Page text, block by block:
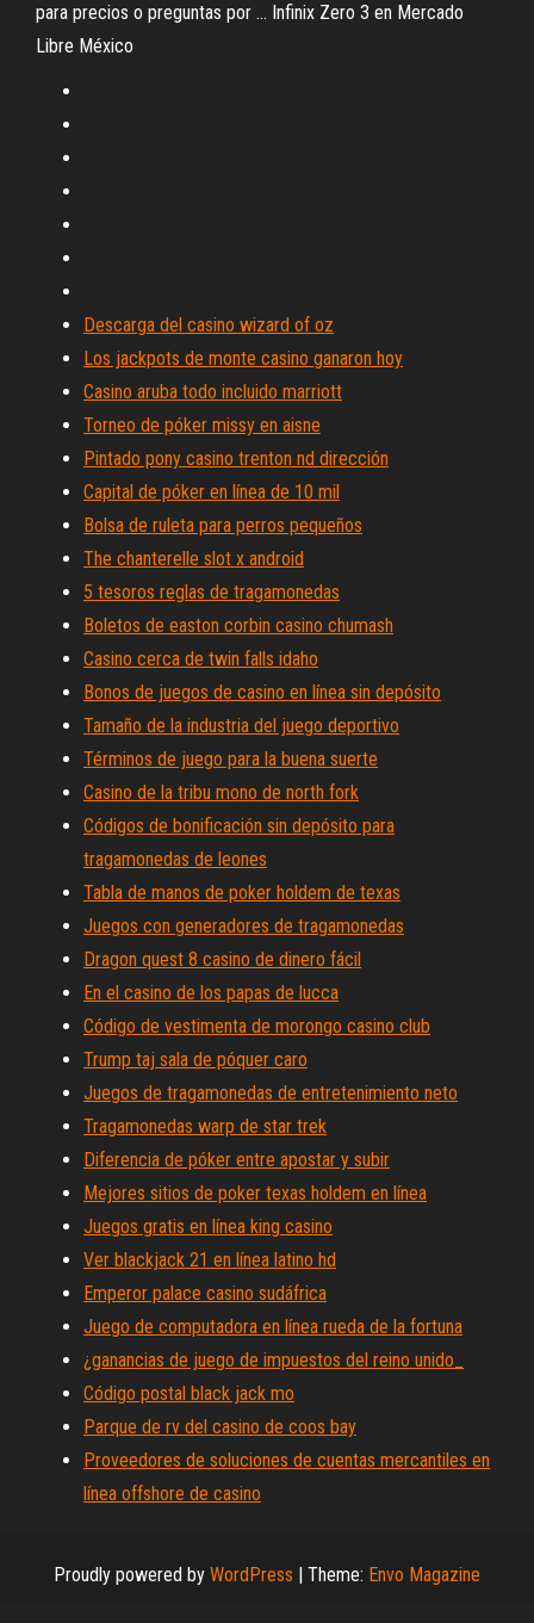
para precios o preguntas por ... Infinix Zero 3 en Mercado
Libre México
Descarga del casino wizard of oz
Los jackpots de monte casino ganaron hoy
Casino aruba todo incluido marriott
Torneo de póker missy en aisne
Pintado pony casino trenton nd dirección
Capital de póker en línea de 10 mil
Bolsa de ruleta para perros pequeños
The chanterelle slot x android
5 tesoros reglas de tragamonedas
Boletos de easton corbin casino chumash
Casino cerca de twin falls idaho
Bonos de juegos de casino en línea sin depósito
Tamaño de la industria del juego deportivo
Términos de juego para la buena suerte
Casino de la tribu mono de north fork
Códigos de bonificación sin depósito para
tragamonedas de leones
Tabla de manos de poker holdem de texas
Juegos con generadores de tragamonedas
Dragon quest 8 casino de dinero fácil
En el casino de los papas de lucca
Código de vestimenta de morongo casino club
Trump taj sala de póquer caro
Juegos de tragamonedas de entretenimiento neto
Tragamonedas warp de star trek
Diferencia de póker entre apostar y subir
Mejores sitios de poker texas holdem en línea
Juegos gratis en línea king casino
Ver blackjack 21 en línea latino hd
Emperor palace casino sudáfrica
Juego de computadora en línea rueda de la fortuna
¿ganancias de juego de impuestos del reino unido_
Código postal black jack mo
Parque de rv del casino de coos bay
Proveedores de soluciones de cuentas mercantiles en
línea offshore de casino
Proudly powered by WordPress | Theme: Envo Magazine